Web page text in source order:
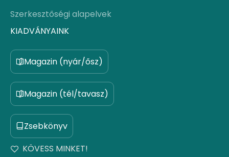
Szerkesztőségi alapelvek
KIADVÁNYAINK
Magazin (nyár/ősz)
Magazin (tél/tavasz)
Zsebkönyv
KÖVESS MINKET!